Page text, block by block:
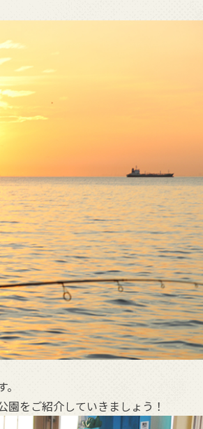
をご紹介していきましょう！